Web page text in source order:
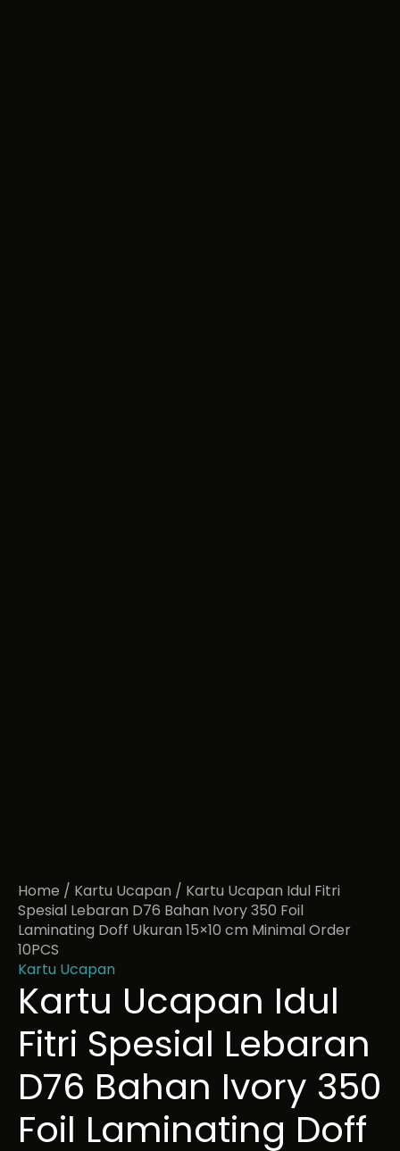
Home / Kartu Ucapan / Kartu Ucapan Idul Fitri
Spesial Lebaran D76 Bahan Ivory 350 Foil
Laminating Doff Ukuran 15×10 cm Minimal Order
10PCS
Kartu Ucapan
Kartu Ucapan Idul
Fitri Spesial Lebaran
D76 Bahan Ivory 350
Foil Laminating Doff